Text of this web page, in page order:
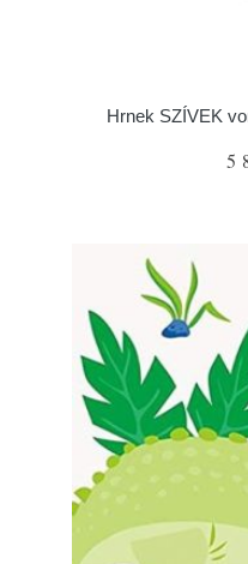
Hrnek SZÍVEK
5